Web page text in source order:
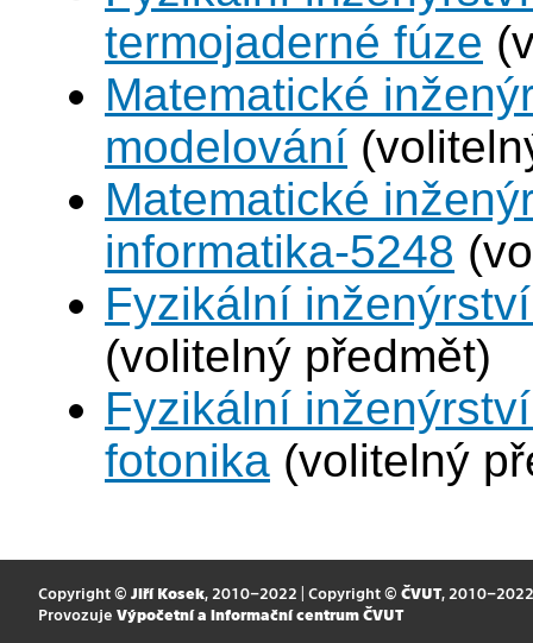
termojaderné fúze
Matematické
modelování
Matematické
informatika-5248
Fyzikální
(volitelný předmět)
Fyzikální
fotonika (volitelný
Copyright © Jiří Kosek, 2010–2022 | Copyright © ČVUT, 2010–2022
Provozuje Výpočetní a informační centrum ČVUT